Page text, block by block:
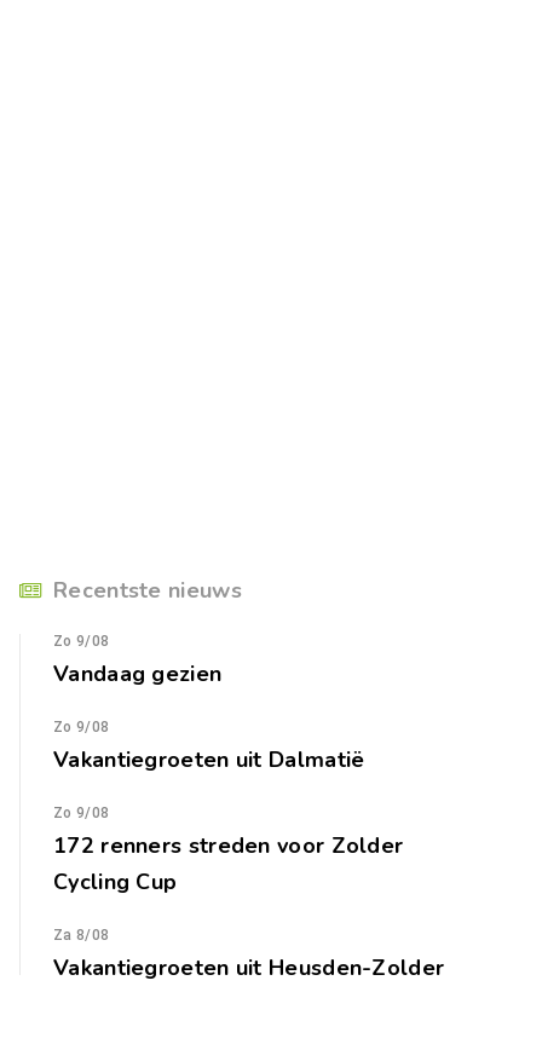
Recentste nieuws
Zo 9/08
Vandaag gezien
Zo 9/08
Vakantiegroeten uit Dalmatië
Zo 9/08
172 renners streden voor Zolder
Cycling Cup
Za 8/08
Vakantiegroeten uit Heusden-Zolder